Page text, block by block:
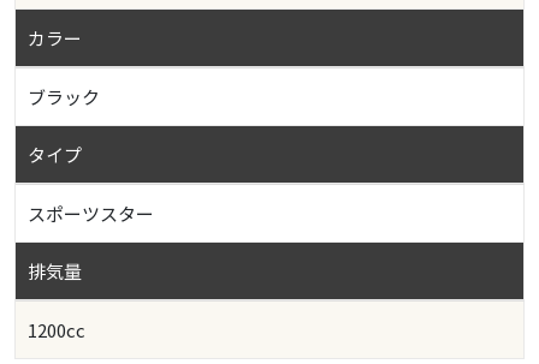
カラー
ブラック
タイプ
スポーツスター
排気量
1200cc